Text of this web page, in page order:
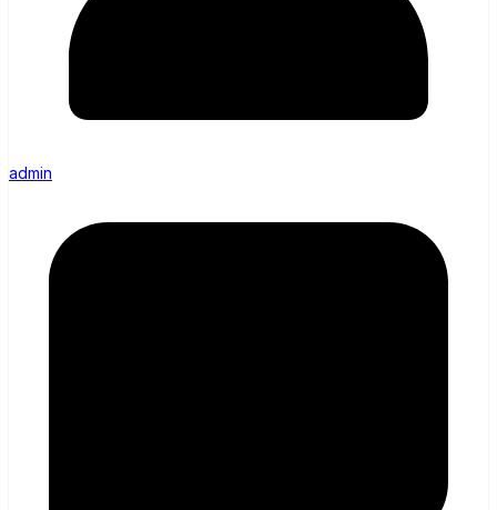
admin